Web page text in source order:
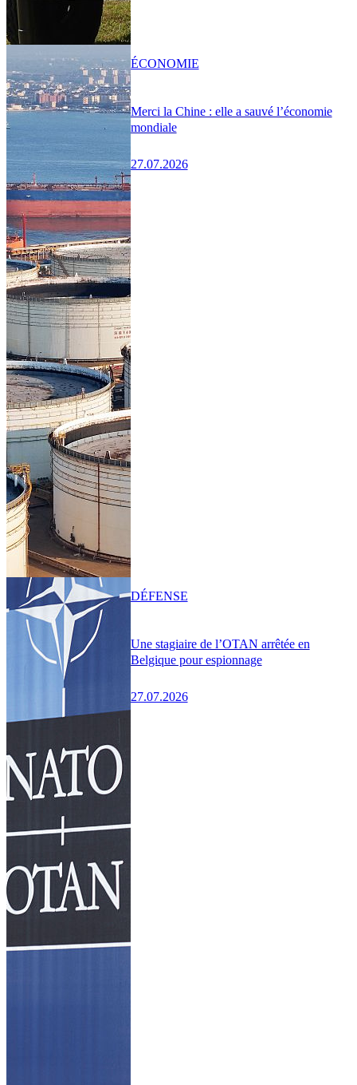
Merci la Chine : elle a sauvé l’économie
mondiale
27.07.2026
ÉCONOMIE
Une stagiaire de l’OTAN arrêtée en
Belgique pour espionnage
27.07.2026
DÉFENSE